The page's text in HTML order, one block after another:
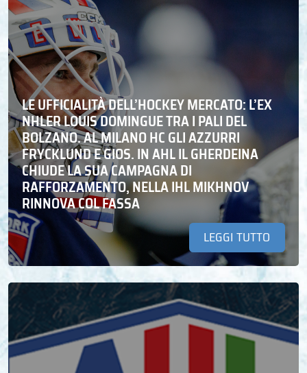
LE UFFICIALITÀ DELL’HOCKEY MERCATO: L’EX
NHLER LOUIS DOMINGUE TRA I PALI DEL
BOLZANO. AL MILANO HC GLI AZZURRI
FRYCKLUND E GIOS. IN AHL IL GHERDEINA
CHIUDE LA SUA CAMPAGNA DI
RAFFORZAMENTO, NELLA IHL MIKHNOV
RINNOVA COL FASSA
LEGGI TUTTO